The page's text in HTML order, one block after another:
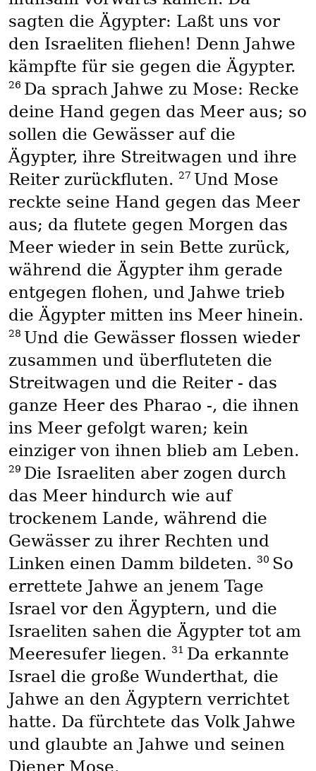
sagten die Ägypter: Laßt uns vor
den Israeliten fliehen! Denn Jahwe
kämpfte für sie gegen die Ägypter.
26 Da sprach Jahwe zu Mose: Recke
deine Hand gegen das Meer aus; so
sollen die Gewässer auf die
Ägypter, ihre Streitwagen und ihre
Reiter zurückfluten. 27 Und Mose
reckte seine Hand gegen das Meer
aus; da flutete gegen Morgen das
Meer wieder in sein Bette zurück,
während die Ägypter ihm gerade
entgegen flohen, und Jahwe trieb
die Ägypter mitten ins Meer hinein.
28 Und die Gewässer flossen wieder
zusammen und überfluteten die
Streitwagen und die Reiter - das
ganze Heer des Pharao -, die ihnen
ins Meer gefolgt waren; kein
einziger von ihnen blieb am Leben.
29 Die Israeliten aber zogen durch
das Meer hindurch wie auf
trockenem Lande, während die
Gewässer zu ihrer Rechten und
Linken einen Damm bildeten. 30 So
errettete Jahwe an jenem Tage
Israel vor den Ägyptern, und die
Israeliten sahen die Ägypter tot am
Meeresufer liegen. 31 Da erkannte
Israel die große Wunderthat, die
Jahwe an den Ägyptern verrichtet
hatte. Da fürchtete das Volk Jahwe
und glaubte an Jahwe und seinen
Diener Mose.